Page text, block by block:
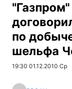
по
шельфа
19:30 01.12.2010 Ср